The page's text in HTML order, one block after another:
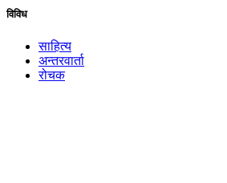
विविध
साहित्य
अन्तरवार्ता
रोचक